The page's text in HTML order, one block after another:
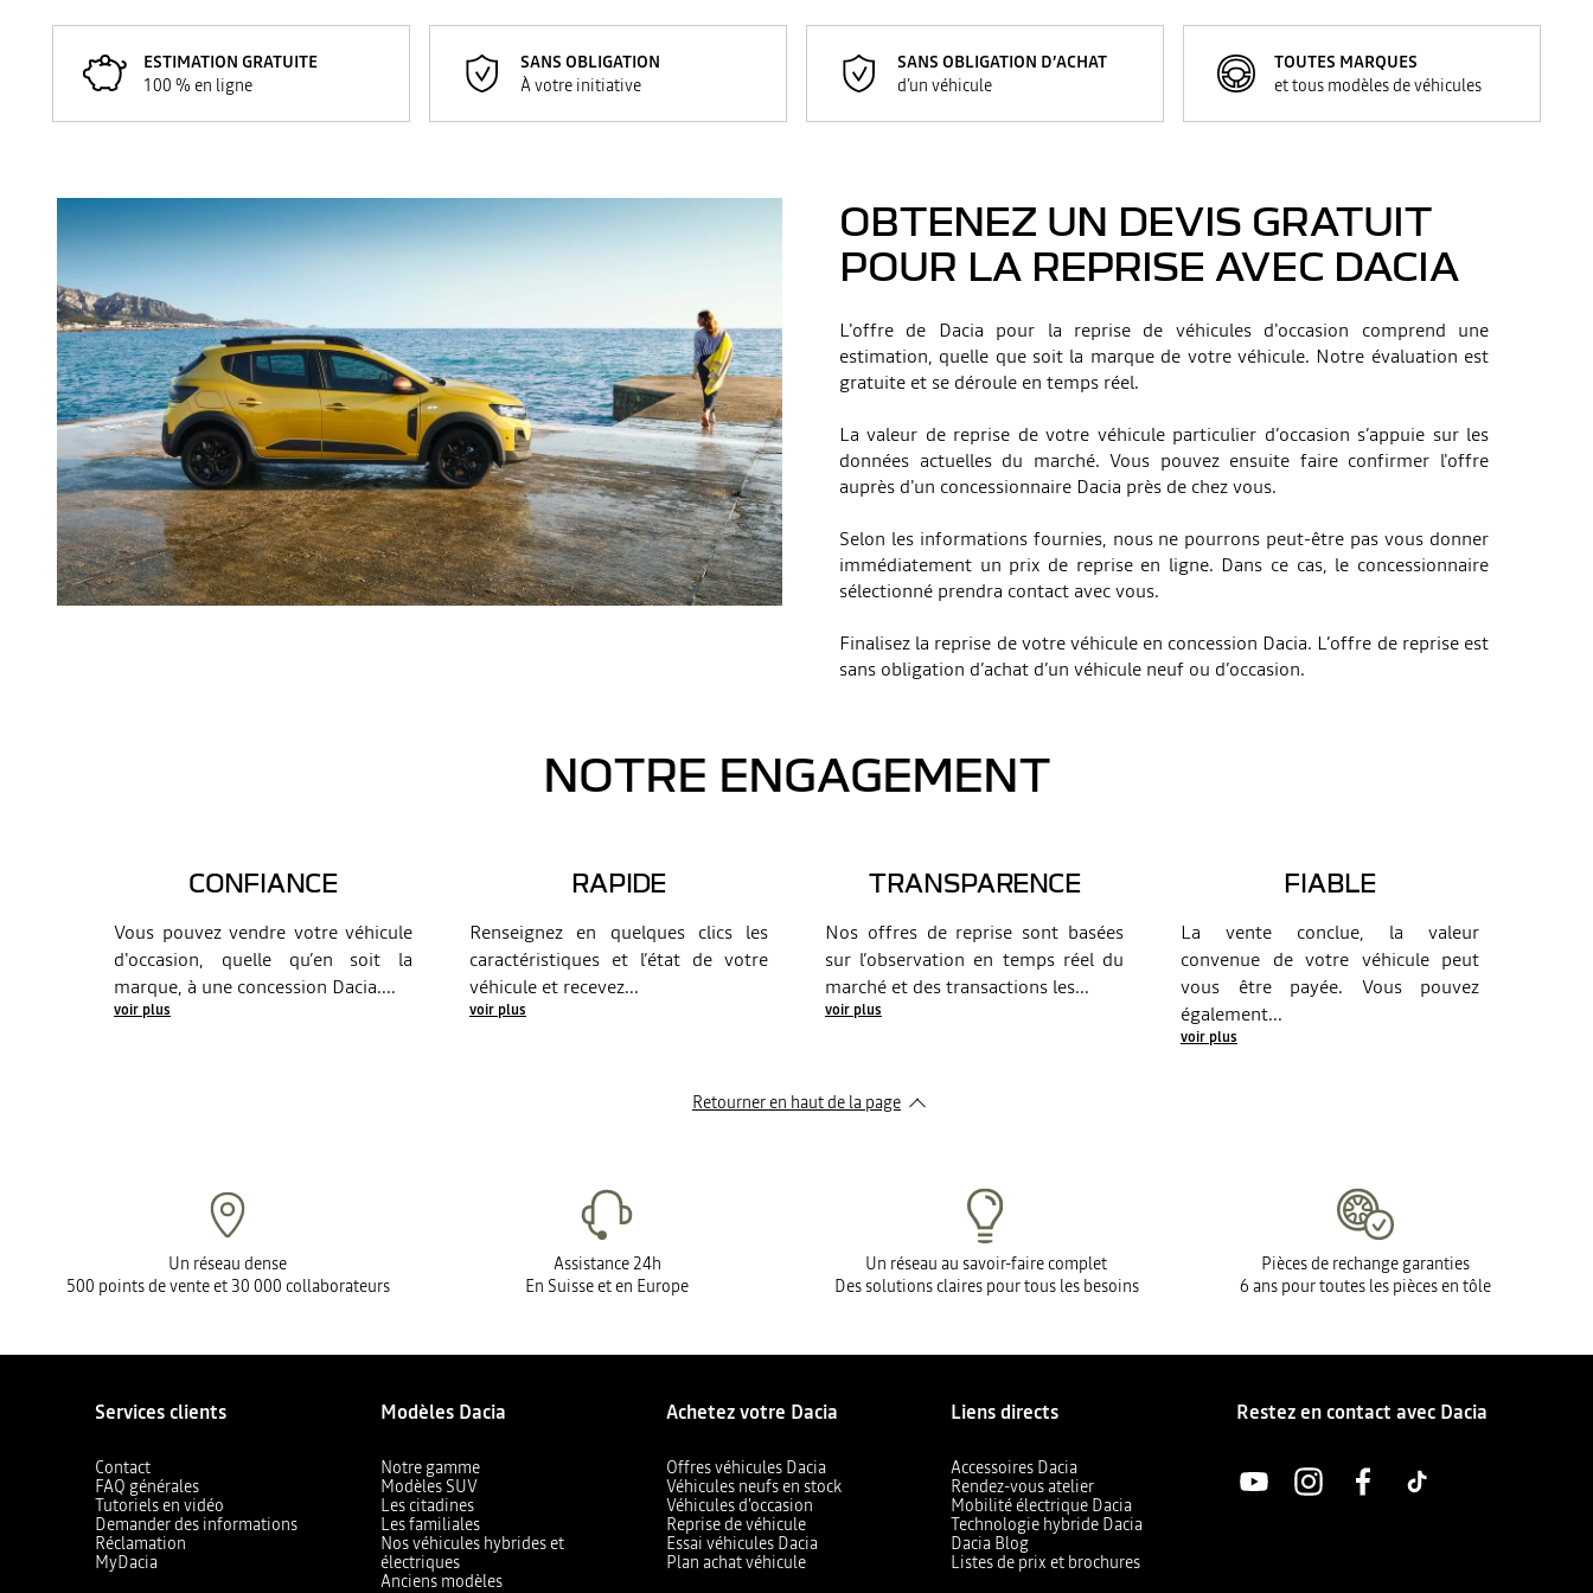
ESTIMATION GRATUITE
100 % en ligne
SANS OBLIGATION
À votre initiative
SANS OBLIGATION D’ACHAT
d’un véhicule
TOUTES MARQUES
et tous modèles de véhicules
OBTENEZ UN DEVIS GRATUIT
POUR LA REPRISE AVEC DACIA
L'offre de Dacia pour la reprise de véhicules d'occasion comprend une
estimation, quelle que soit la marque de votre véhicule. Notre évaluation est
gratuite et se déroule en temps réel.
La valeur de reprise de votre véhicule particulier d’occasion s’appuie sur les
données actuelles du marché. Vous pouvez ensuite faire confirmer l'offre
auprès d'un concessionnaire Dacia près de chez vous.
​Selon les informations fournies, nous ne pourrons peut-être pas vous donner
immédiatement un prix de reprise en ligne. Dans ce cas, le concessionnaire
sélectionné prendra contact avec vous.
Finalisez la reprise de votre véhicule en concession Dacia. L’offre de reprise est
sans obligation d’achat d’un véhicule neuf ou d’occasion.
NOTRE ENGAGEMENT
CONFIANCE
Vous pouvez vendre votre véhicule
d'occasion, quelle qu’en soit la
marque, à une concession Dacia....
voir plus
RAPIDE
Renseignez en quelques clics les
caractéristiques et l’état de votre
véhicule et recevez...
voir plus
TRANSPARENCE
Nos offres de reprise sont basées
sur l’observation en temps réel du
marché et des transactions les...
voir plus
FIABLE
La vente conclue, la valeur
convenue de votre véhicule peut
vous être payée. Vous pouvez
également...
voir plus
Retourner en haut de la page
Un réseau dense
500 points de vente et 30 000 collaborateurs
Assistance 24h
En Suisse et en Europe
Un réseau au savoir-faire complet
Des solutions claires pour tous les besoins
Pièces de rechange garanties
6 ans pour toutes les pièces en tôle
Services clients
Contact
FAQ générales
Tutoriels en vidéo
Demander des informations
Réclamation
MyDacia
Modèles Dacia
Notre gamme
Modèles SUV
Les citadines
Les familiales
Nos véhicules hybrides et
électriques
Anciens modèles
Achetez votre Dacia
Offres véhicules Dacia
Véhicules neufs en stock
Véhicules d'occasion
Reprise de véhicule
Essai véhicules Dacia
Plan achat véhicule
Liens directs
Accessoires Dacia
Rendez-vous atelier
Mobilité électrique Dacia
Technologie hybride Dacia
Dacia Blog
Listes de prix et brochures
Restez en contact avec Dacia